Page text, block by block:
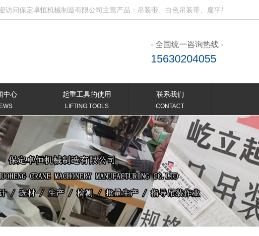
卓恒机械制造有限公司主营产品：吊装带、白色吊装带、扁平吊装带、电动吊钩
- 全国统一咨询热线 -
15630204055
中心 起重工具的使用
LIFTING TOOLS
联系我们
CONTACT